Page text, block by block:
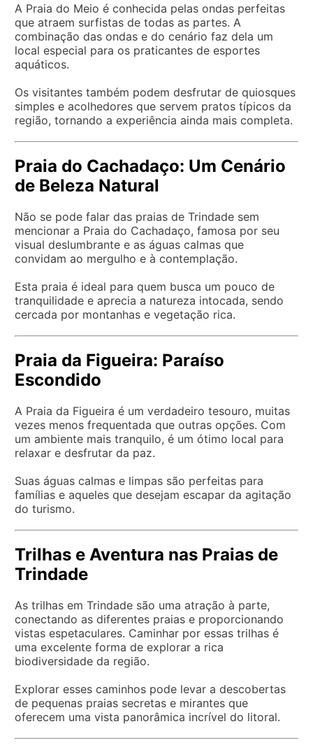
A Praia do Meio é conhecida pelas ondas perfeitas
que atraem surfistas de todas as partes. A
combinação das ondas e do cenário faz dela um
local especial para os praticantes de esportes
aquáticos.
Os visitantes também podem desfrutar de quiosques
simples e acolhedores que servem pratos típicos da
região, tornando a experiência ainda mais completa.
Praia do Cachadaço: Um Cenário
de Beleza Natural
Não se pode falar das praias de Trindade sem
mencionar a Praia do Cachadaço, famosa por seu
visual deslumbrante e as águas calmas que
convidam ao mergulho e à contemplação.
Esta praia é ideal para quem busca um pouco de
tranquilidade e aprecia a natureza intocada, sendo
cercada por montanhas e vegetação rica.
Praia da Figueira: Paraíso
Escondido
A Praia da Figueira é um verdadeiro tesouro, muitas
vezes menos frequentada que outras opções. Com
um ambiente mais tranquilo, é um ótimo local para
relaxar e desfrutar da paz.
Suas águas calmas e limpas são perfeitas para
famílias e aqueles que desejam escapar da agitação
do turismo.
Trilhas e Aventura nas Praias de
Trindade
As trilhas em Trindade são uma atração à parte,
conectando as diferentes praias e proporcionando
vistas espetaculares. Caminhar por essas trilhas é
uma excelente forma de explorar a rica
biodiversidade da região.
Explorar esses caminhos pode levar a descobertas
de pequenas praias secretas e mirantes que
oferecem uma vista panorâmica incrível do litoral.